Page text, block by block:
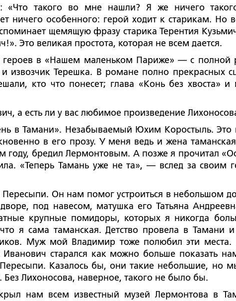
«Что такого во мне нашли? Я же ничего
ничего особенного: герой ходит к старикам. Но
щемящую фразу старика Терентия
Это великая простота, которая не всем дается.
в «Нашем маленьком Париже» — с полной
извозчик Терешка. В романе полно прекрасных
кто что понесет; глава «Конь без хвоста» и
ли у вас любимое произведение
Незабываемый Юхим Коростыль. Это
в его прозу. У меня ведь и жена
году, бредил Лермонтовым. А позже я прочитал
«Теперь Тамань уже не та», — вслед за своим
Он нам помог устроиться в небольшом
под навесом, матушка его Татьяна
крупные помидоры, которых я никогда
я сама таманская. Детство провела в
Муж мой Владимир тоже полюбил эти места.
старался как можно больше показать
Казалось бы, они такие небольшие, но
Без Лихоносова, наверное, такого не было бы.
нам всем известный музей Лермонтова в